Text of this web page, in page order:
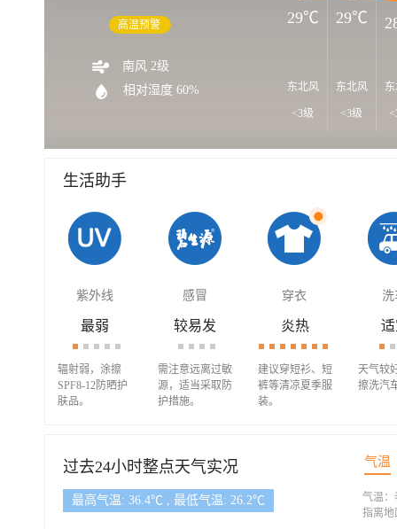
高温预警
南风 2级
相对湿度 60%
东北风
<3级
东北风
<3级
29℃ 29℃
生活助手
紫外线 感冒 穿衣 洗
最弱
辐射弱，涂擦
SPF8-12防晒护
肤品。
较易发
需注意远离过敏
源，适当采取防
护措施。
炎热
建议穿短衫、短
裤等清凉夏季服
装。
天气较
擦洗汽
过去24小时整点天气实况 气温
最高气温: 36.4℃ , 最低气温: 26.2℃
气温：
指离地